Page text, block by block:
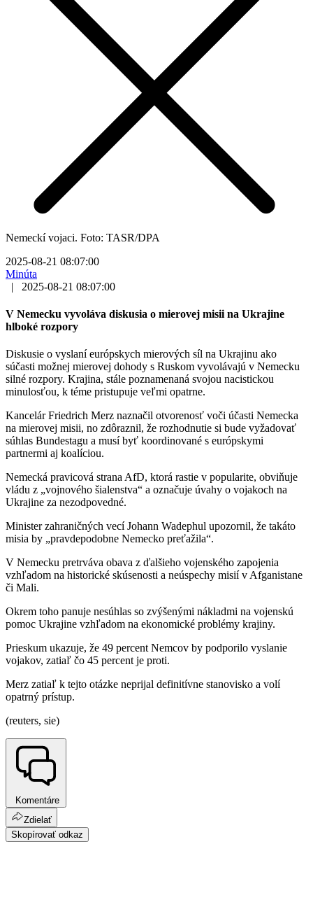
Nemeckí vojaci. Foto: TASR/DPA
2025-08-21 08:07:00
Minúta
|
2025-08-21 08:07:00
V Nemecku vyvoláva diskusia o mierovej misii na Ukrajine
hlboké rozpory
Diskusie o vyslaní európskych mierových síl na Ukrajinu ako
súčasti možnej mierovej dohody s Ruskom vyvolávajú v Nemecku
silné rozpory. Krajina, stále poznamenaná svojou nacistickou
minulosťou, k téme pristupuje veľmi opatrne.
Kancelár Friedrich Merz naznačil otvorenosť voči účasti Nemecka
na mierovej misii, no zdôraznil, že rozhodnutie si bude vyžadovať
súhlas Bundestagu a musí byť koordinované s európskymi
partnermi aj koalíciou.
Nemecká pravicová strana AfD, ktorá rastie v popularite, obviňuje
vládu z „vojnového šialenstva“ a označuje úvahy o vojakoch na
Ukrajine za nezodpovedné.
Minister zahraničných vecí Johann Wadephul upozornil, že takáto
misia by „pravdepodobne Nemecko preťažila“.
V Nemecku pretrváva obava z ďalšieho vojenského zapojenia
vzhľadom na historické skúsenosti a neúspechy misií v Afganistane
či Mali.
Okrem toho panuje nesúhlas so zvýšenými nákladmi na vojenskú
pomoc Ukrajine vzhľadom na ekonomické problémy krajiny.
Prieskum ukazuje, že 49 percent Nemcov by podporilo vyslanie
vojakov, zatiaľ čo 45 percent je proti.
Merz zatiaľ k tejto otázke neprijal definitívne stanovisko a volí
opatrný prístup.
(reuters, sie)
Komentáre
Zdielať
Skopírovať odkaz